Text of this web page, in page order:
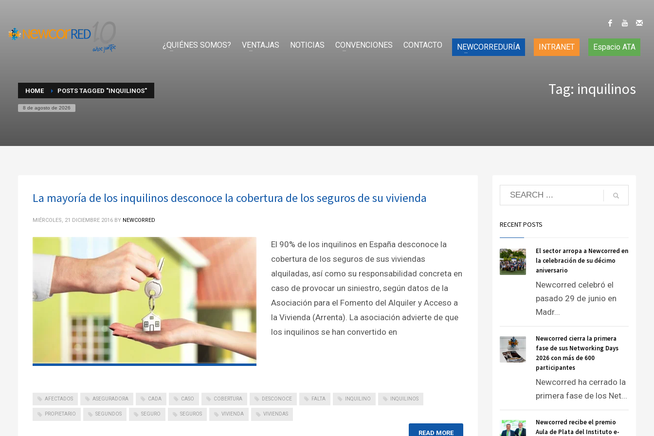
¿QUIÉNES SOMOS? VENTAJAS NOTICIAS CONVENCIONES CONTACTO NEWCORREDURÍA INTRANET Espacio ATA
HOME POSTS TAGGED "INQUILINOS"
8 de agosto de 2026
Tag: inquilinos
La mayoría de los inquilinos desconoce la cobertura de los seguros de su vivienda
MIÉRCOLES, 21 DICIEMBRE 2016 BY NEWCORRED
El 90% de los inquilinos en España desconoce la
cobertura de los seguros de sus viviendas
alquiladas, así como su responsabilidad concreta en
caso de provocar un siniestro, según datos de la
Asociación para el Fomento del Alquiler y Acceso a
la Vivienda (Arrenta). La asociación advierte de que
los inquilinos se han convertido en
AFECTADOS ASEGURADORA CADA CASO COBERTURA DESCONOCE FALTA INQUILINO INQUILINOS
PROPIETARIO SEGUNDOS SEGURO SEGUROS VIVIENDA VIVIENDAS
READ MORE
RECENT POSTS
El sector arropa a Newcorred en
la celebración de su décimo
aniversario
Newcorred celebró el
pasado 29 de junio en
Madr...
Newcorred cierra la primera
fase de sus Networking Days
2026 con más de 600
participantes
Newcorred ha cerrado la
primera fase de los Net...
Newcorred recibe el premio
Aula de Plata del Instituto e-